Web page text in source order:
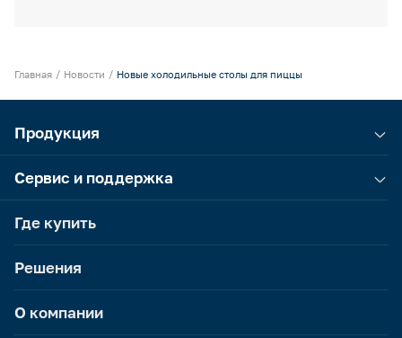
Главная Новости Новые холодильные столы для пиццы
Продукция
Сервис и поддержка
Где купить
Решения
О компании